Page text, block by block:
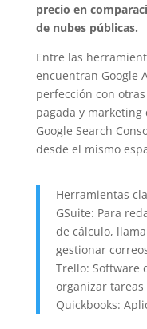
precio en
de nubes públicas.
Entre las
encuentran Google
perfección con
pagada y marketing
Google Search
desde el mismo
Herramientas
GSuite: Para
de cálculo,
gestionar
Trello: Software
organizar
Quickbooks: